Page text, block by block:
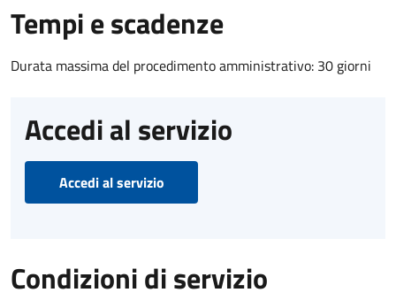
Tempi e scadenze
Durata massima del procedimento amministrativo: 30 giorni
Accedi al servizio
Accedi al servizio
Condizioni di servizio